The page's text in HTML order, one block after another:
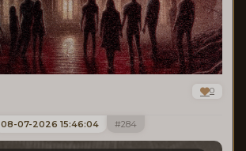
0
284
08-07-2026 15:46:04